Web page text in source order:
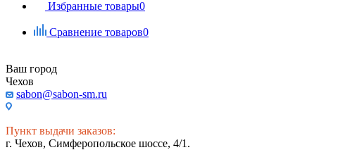
Избранные товары0
Сравнение товаров0
Ваш город
Чехов
sabon@sabon-sm.ru
Пункт выдачи заказов:
г. Чехов, Симферопольское шоссе, 4/1.